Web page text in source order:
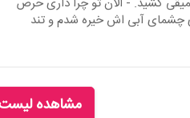
خلاصه می شود...
دهنش برداره و به محض اینکه
آبی اش خیره شدم و تند
اشکای دیگه رو باز کرد. روم
مشاهده لیست